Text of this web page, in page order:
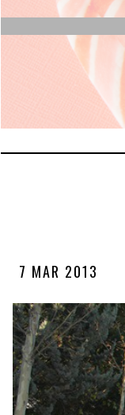
7 MAR 2013